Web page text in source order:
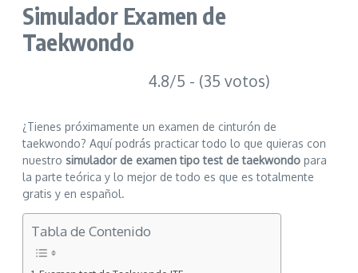
Simulador Examen de
Taekwondo
4.8/5 - (35 votos)
¿Tienes próximamente un examen de cinturón de
taekwondo? Aquí podrás practicar todo lo que quieras con
nuestro simulador de examen tipo test de taekwondo para
la parte teórica y lo mejor de todo es que es totalmente
gratis y en español.
Tabla de Contenido